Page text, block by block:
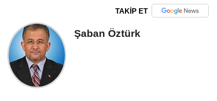
TAKİP ET
Şaban Öztürk